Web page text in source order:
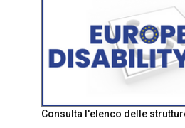
Consulta l'elenco delle